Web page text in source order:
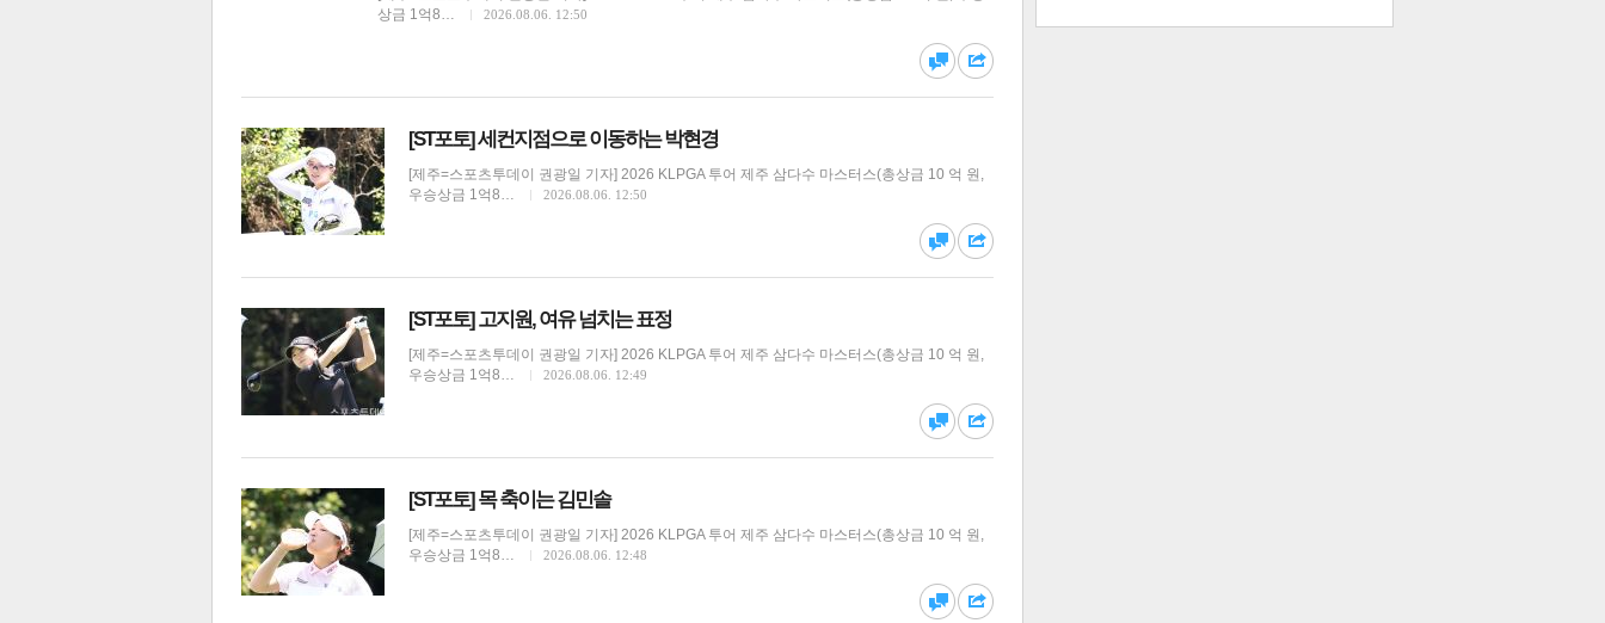
댓글 공유
댓글 공유
상금 1억8…
2026.08.06. 12:50
[ST포토] 세컨지점으로 이동하는 박현경
[제주=스포츠투데이 권광일 기자] 2026 KLPGA 투어 제주 삼다수 마스터스(총상금 10 억 원,
우승상금 1억8…
2026.08.06. 12:50
[ST포토] 고지원, 여유 넘치는 표정
[제주=스포츠투데이 권광일 기자] 2026 KLPGA 투어 제주 삼다수 마스터스(총상금 10 억 원,
우승상금 1억8…
2026.08.06. 12:49
[ST포토] 목 축이는 김민솔
[제주=스포츠투데이 권광일 기자] 2026 KLPGA 투어 제주 삼다수 마스터스(총상금 10 억 원,
우승상금 1억8…
2026.08.06. 12:48